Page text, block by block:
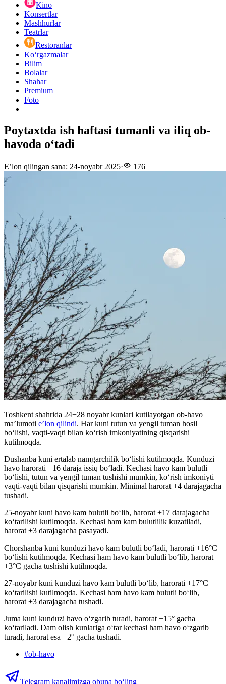
Kino
Konsertlar
Mashhurlar
Teatrlar
Restoranlar
Ko‘rgazmalar
Bilim
Bolalar
Shahar
Premium
Foto
Poytaxtda ish haftasi tumanli va iliq ob-
havoda oʻtadi
E’lon qilingan sana: 24-noyabr 2025· 176
Toshkent shahrida 24−28 noyabr kunlari kutilayotgan ob-havo
ma’lumoti e’lon qilindi. Har kuni tutun va yengil tuman hosil
bo‘lishi, vaqti-vaqti bilan koʻrish imkoniyatining qisqarishi
kutilmoqda.
Dushanba kuni ertalab namgarchilik boʻlishi kutilmoqda. Kunduzi
havo harorati +16 daraja issiq bo‘ladi. Kechasi havo kam bulutli
bo‘lishi, tutun va yengil tuman tushishi mumkin, ko‘rish imkoniyti
vaqti-vaqti bilan qisqarishi mumkin. Minimal harorat +4 darajagacha
tushadi.
25-noyabr kuni havo kam bulutli bo‘lib, harorat +17 darajagacha
ko‘tarilishi kutilmoqda. Kechasi ham kam bulutlilik kuzatiladi,
harorat +3 darajagacha pasayadi.
Chorshanba kuni kunduzi havo kam bulutli boʻladi, harorati +16°C
bo‘lishi kutilmoqda. Kechasi ham havo kam bulutli bo‘lib, harorat
+3°C gacha tushishi kutilmoqda.
27-noyabr kuni kunduzi havo kam bulutli bo‘lib, harorati +17°C
koʻtarilishi kutilmoqda. Kechasi ham havo kam bulutli bo‘lib,
harorat +3 darajagacha tushadi.
Juma kuni kunduzi havo o‘zgarib turadi, harorat +15° gacha
ko‘tariladi. Dam olish kunlariga o‘tar kechasi ham havo o‘zgarib
turadi, harorat esa +2° gacha tushadi.
#ob-havo
Telegram kanalimizga obuna bo‘ling